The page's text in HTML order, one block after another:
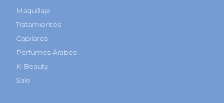
Maquillaje
Tratamientos
Capilares
Perfumes Árabes
K-Beauty
Sale